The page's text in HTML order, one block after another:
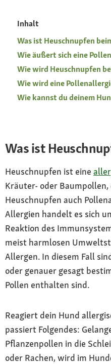
Inhalt
Was ist Heuschnupfen
Wie äußert sich eine
Wie wird Heuschnupfen
Wie wird eine
Wie kannst du deinem
Was ist
Heuschnupfen ist eine
Kräuter- oder
Heuschnupfen auch
Allergien handelt es sich
Reaktion des
meist harmlosen
Allergen. In diesem Fall
oder genauer gesagt
Pollen enthalten sind.
Reagiert dein Hund
passiert Folgendes:
Pflanzenpollen in die
oder Rachen, wird im